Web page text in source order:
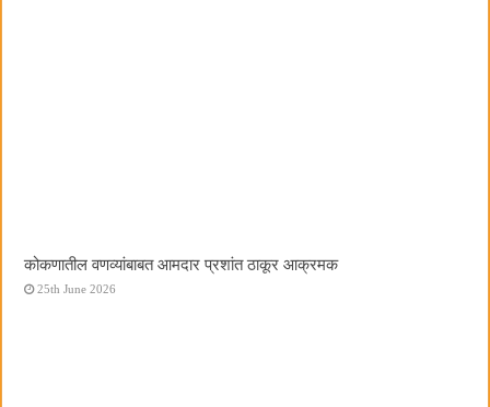
कोकणातील वणव्यांबाबत आमदार प्रशांत ठाकूर आक्रमक
25th June 2026